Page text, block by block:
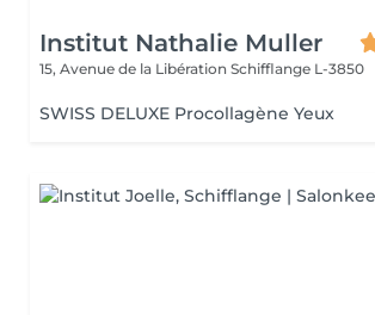
Institut Nathalie Muller
15, Avenue de la Libération Schifflange L-3850
SWISS DELUXE Procollagène Yeux